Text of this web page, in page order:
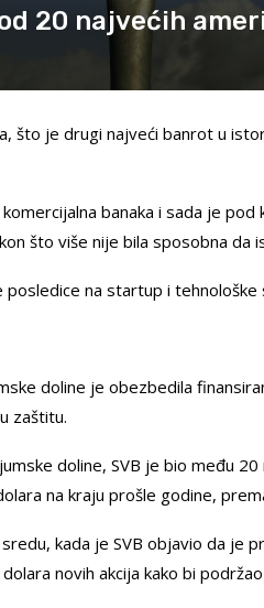
20 najvećih
što je drugi najveći banrot u
banaka i sada je
što više nije bila sposobna da
posledice na startup i tehnološke
doline je obezbedila
zaštitu.
doline, SVB je bio među
na kraju prošle godine,
kada je SVB objavio da je
novih akcija kako bi